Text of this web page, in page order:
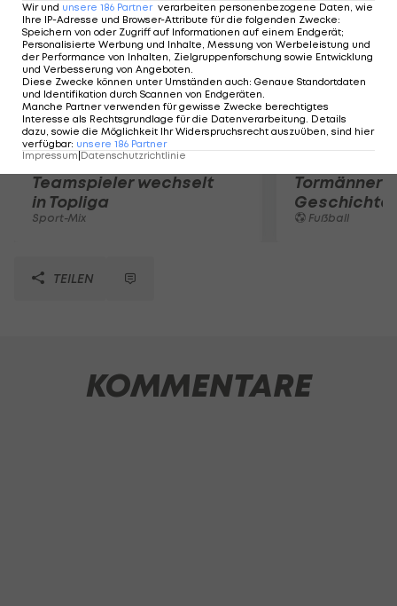
Karrieresprung! ÖVV-
Teamspieler wechselt
in Topliga
Sport-Mix
Tormänner
Geschichte
Fußball
TEILEN
KOMMENTARE
Wir und unsere 186 Partner verarbeiten personenbezogene Daten, wie
Ihre IP-Adresse und Browser-Attribute für die folgenden Zwecke:
Speichern von oder Zugriff auf Informationen auf einem Endgerät;
Personalisierte Werbung und Inhalte, Messung von Werbeleistung und
der Performance von Inhalten, Zielgruppenforschung sowie Entwicklung
und Verbesserung von Angeboten.
Diese Zwecke können unter Umständen auch: Genaue Standortdaten
und Identifikation durch Scannen von Endgeräten.
Manche Partner verwenden für gewisse Zwecke berechtigtes
Interesse als Rechtsgrundlage für die Datenverarbeitung. Details
dazu, sowie die Möglichkeit Ihr Widerspruchsrecht auszuüben, sind hier
verfügbar: unsere 186 Partner
Impressum Datenschutzrichtlinie